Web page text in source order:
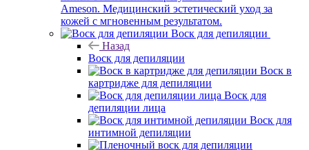
Ameson. Медицинский эстетический уход за
кожей с мгновенным результатом.
Воск для депиляции
Назад
Воск для депиляции
Воск в
картридже для депиляции
Воск для
депиляции лица
Воск для
интимной депиляции